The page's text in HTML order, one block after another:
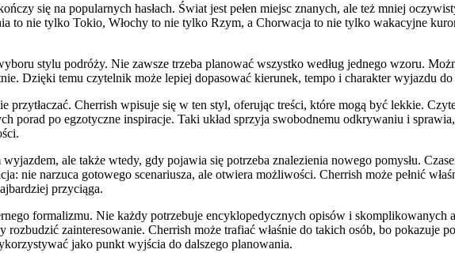
się na popularnych hasłach. Świat jest pełen miejsc znanych, ale też mniej
to nie tylko Tokio, Włochy to nie tylko Rzym, a Chorwacja to nie tylko wakacyjne
stylu podróży. Nie zawsze trzeba planować wszystko według jednego wzoru.
Dzięki temu czytelnik może lepiej dopasować kierunek, tempo i charakter wyjazdu do
Cherrish wpisuje się w ten styl, oferując treści, które mogą być lekkie.
po egzotyczne inspiracje. Taki układ sprzyja swobodnemu odkrywaniu i
ale także wtedy, gdy pojawia się potrzeba znalezienia nowego pomysłu.
nie narzuca gotowego scenariusza, ale otwiera możliwości. Cherrish może pełnić
przyciąga.
formalizmu. Nie każdy potrzebuje encyklopedycznych opisów i skomplikowanych
zainteresowanie. Cherrish może trafiać właśnie do takich osób, bo pokazuje
jako punkt wyjścia do dalszego planowania.